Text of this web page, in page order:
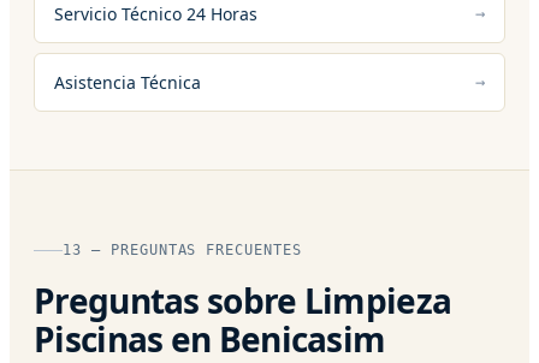
Servicio Técnico 24 Horas
Asistencia Técnica
13 — PREGUNTAS FRECUENTES
Preguntas sobre Limpieza
Piscinas en Benicasim